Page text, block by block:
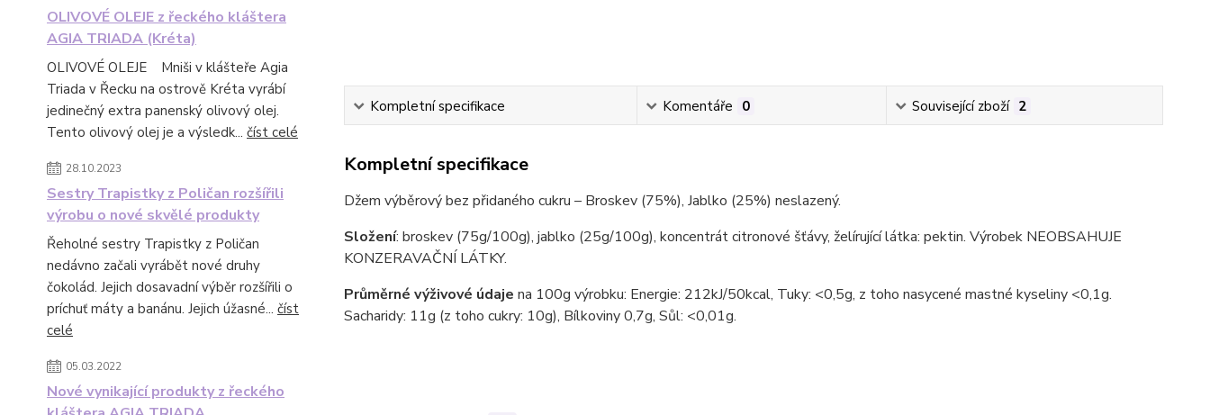
OLIVOVÉ OLEJE z řeckého kláštera
AGIA TRIADA (Kréta)
OLIVOVÉ OLEJE Mniši v klášteře Agia
Triada v Řecku na ostrově Kréta vyrábí
jedinečný extra panenský olivový olej.
Tento olivový olej je a výsledk... číst celé
28.10.2023
Sestry Trapistky z Poličan rozšířili
výrobu o nové skvělé produkty
Řeholné sestry Trapistky z Poličan
nedávno začali vyrábět nové druhy
čokolád. Jejich dosavadní výběr rozšířili o
príchuť máty a banánu. Jejich úžasné... číst
celé
05.03.2022
Nové vynikající produkty z řeckého
Kompletní specifikace Komentáře 0 Související zboží 2
Kompletní specifikace
Džem výběrový bez přidaného cukru – Broskev (75%), Jablko (25%) neslazený.
Složení: broskev (75g/100g), jablko (25g/100g), koncentrát citronové šťávy, želírující látka: pektin. Výrobek NEOBSAHUJE
KONZERAVAČNÍ LÁTKY.
Průměrné výživové údaje na 100g výrobku: Energie: 212kJ/50kcal, Tuky: <0,5g, z toho nasycené mastné kyseliny <0,1g.
Sacharidy: 11g (z toho cukry: 10g), Bílkoviny 0,7g, Sůl: <0,01g.